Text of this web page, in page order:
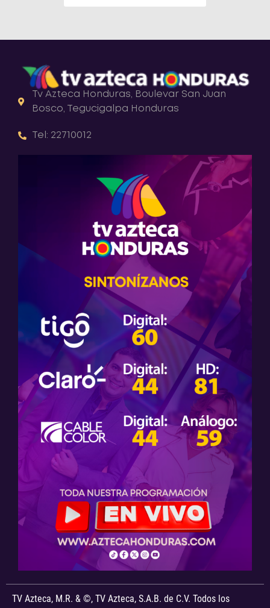
Tv Azteca Honduras, Boulevar San Juan
Bosco, Tegucigalpa Honduras
Tel: 22710012
TV Azteca, M.R. & ©, TV Azteca, S.A.B. de C.V. Todos los